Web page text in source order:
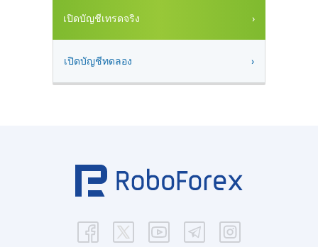
เปิดบัญชีเทรดจริง
เปิดบัญชีทดลอง